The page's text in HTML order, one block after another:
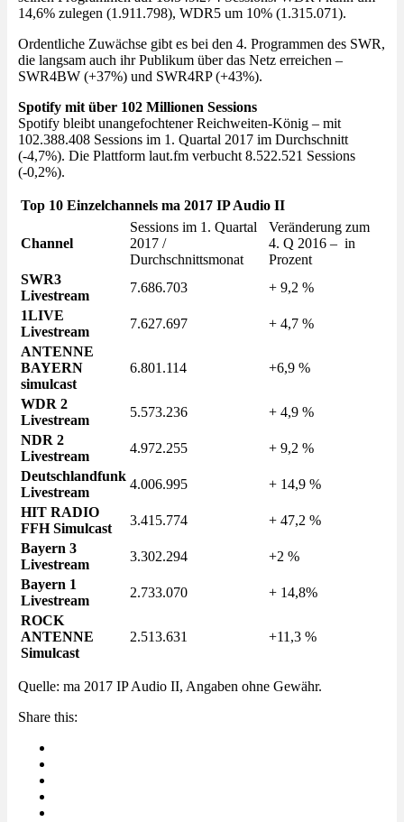
14,6% zulegen (1.911.798), WDR5 um 10% (1.315.071).
Ordentliche Zuwächse gibt es bei den 4. Programmen des SWR,
die langsam auch ihr Publikum über das Netz erreichen –
SWR4BW (+37%) und SWR4RP (+43%).
Spotify mit über 102 Millionen Sessions
Spotify bleibt unangefochtener Reichweiten-König – mit
102.388.408 Sessions im 1. Quartal 2017 im Durchschnitt
(-4,7%). Die Plattform laut.fm verbucht 8.522.521 Sessions
(-0,2%).
Top 10 Einzelchannels ma 2017 IP Audio II
Channel
Sessions im 1. Quartal
2017 /
Durchschnittsmonat
Veränderung zum
4. Q 2016 – in
Prozent
SWR3
Livestream
7.686.703
+ 9,2 %
1LIVE
Livestream
7.627.697
+ 4,7 %
ANTENNE
BAYERN
simulcast
6.801.114 +6,9 %
WDR 2
Livestream
5.573.236
+ 4,9 %
NDR 2
Livestream
4.972.255
+ 9,2 %
Deutschlandfunk
Livestream
4.006.995
+ 14,9 %
HIT RADIO
FFH Simulcast
3.415.774
+ 47,2 %
Bayern 3
Livestream
3.302.294
+2 %
Bayern 1
Livestream
2.733.070
+ 14,8%
ROCK
ANTENNE
Simulcast
2.513.631 +11,3 %
Quelle: ma 2017 IP Audio II, Angaben ohne Gewähr.
Share this: